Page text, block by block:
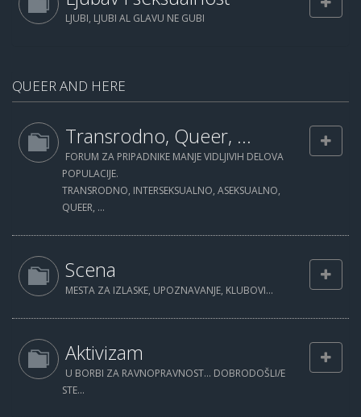
LJUBI, LJUBI AL GLAVU NE GUBI
QUEER AND HERE
Transrodno, Queer, ...
FORUM ZA PRIPADNIKE MANJE VIDLJIVIH DELOVA
POPULACIJE.
TRANSRODNO, INTERSEKSUALNO, ASEKSUALNO,
QUEER, ...
Scena
MESTA ZA IZLASKE, UPOZNAVANJE, KLUBOVI...
Aktivizam
U BORBI ZA RAVNOPRAVNOST... DOBRODOŠLI/E
STE...